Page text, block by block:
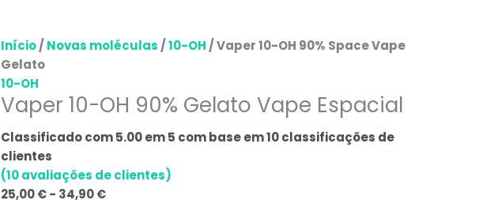
Início/ Novas moléculas /10-OH / Vaper 10-OH 90% Space Vape
Gelato
10-OH
Vaper 10-OH 90% Gelato Vape Espacial
Classificado com5.00em 5 com base em10classificações de
clientes
(10avaliações de clientes)
25,00€- 34,90€